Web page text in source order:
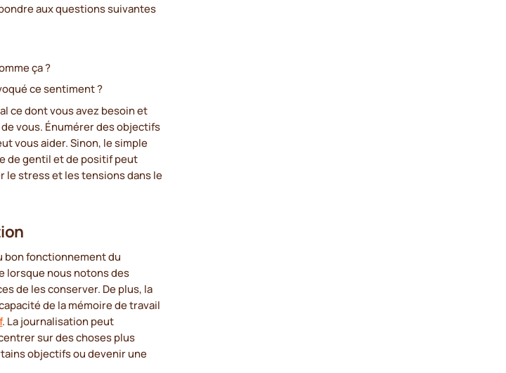
aux questions suivantes
ça ?
ce sentiment ?
ce dont vous avez besoin et
vous. Énumérer des objectifs
vous aider. Sinon, le simple
de gentil et de positif peut
le stress et les tensions dans le
bon fonctionnement du
lorsque nous notons des
de les conserver. De plus, la
de la mémoire de travail
. La journalisation peut
sur des choses plus
objectifs ou devenir une